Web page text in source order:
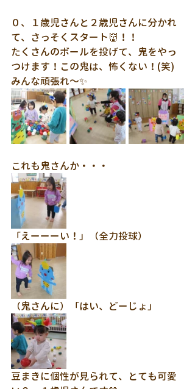
０、１歳児さんと２歳児さんに分かれ
て、さっそくスタート👹！！
たくさんのボールを投げて、鬼をやっ
つけます！この鬼は、怖くない！(笑)
みんな頑張れ～✨
これも鬼さんか・・・
「えーーーい！」（全力投球）
（鬼さんに）「はい、どーじょ」
豆まきに個性が見られて、とても可愛